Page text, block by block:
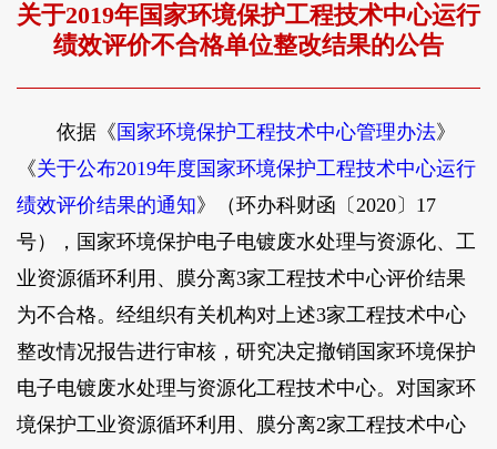
关于2019年国家环境保护工程技术中心运行
绩效评价不合格单位整改结果的公告
依据《 国家环境保护工程技术中心管理办法》
《关于公布2019年度国家环境保护工程技术中心运行
绩效评价结果的通知》（环办科财函〔2020〕17
号），国家环境保护电子电镀废水处理与资源化、工
业资源循环利用、膜分离3家工程技术中心评价结果
为不合格。经组织有关机构对上述3家工程技术中心
整改情况报告进行审核，研究决定撤销国家环境保护
电子电镀废水处理与资源化工程技术中心。对国家环
境保护工业资源循环利用、膜分离2家工程技术中心